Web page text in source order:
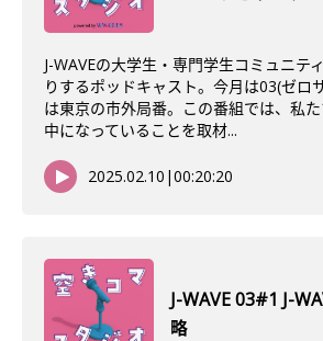
J-WAVEの大学生・専門学生コミュニテ
りするポッドキャスト。今月は03(ゼロ
は東京の市外局番。この番組では、私
中になっていることを取材...
2025.02.10 |00:20:20
J-WAVE 03#1 J-
略